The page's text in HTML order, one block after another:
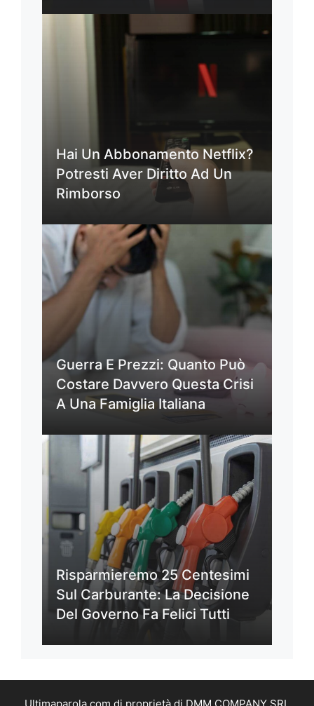
Hai Un Abbonamento Netflix?
Potresti Aver Diritto Ad Un
Rimborso
Guerra E Prezzi: Quanto Può
Costare Davvero Questa Crisi
A Una Famiglia Italiana
Risparmieremo 25 Centesimi
Sul Carburante: La Decisione
Del Governo Fa Felici Tutti
Ultimaparola.com di proprietà di DMM COMPANY SRL